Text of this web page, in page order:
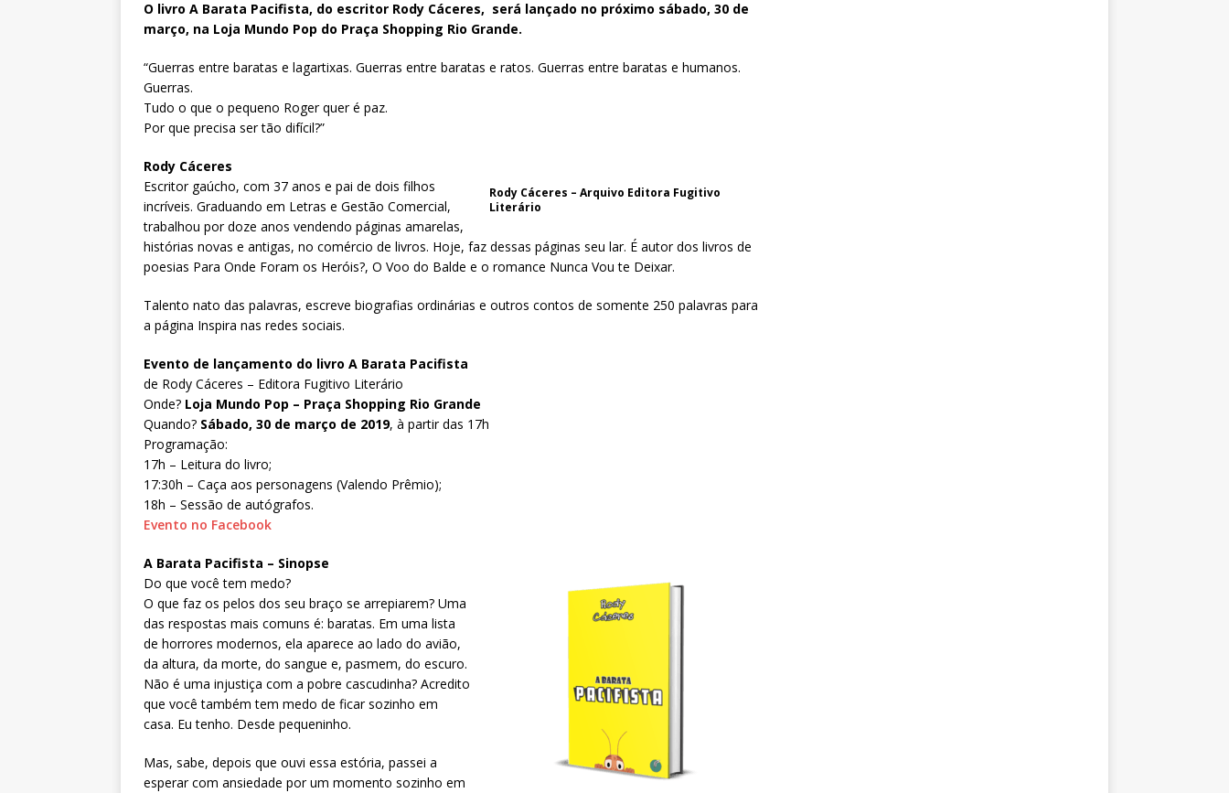
O livro A Barata Pacifista, do escritor Rody Cáceres, será lançado no próximo sábado, 30 de
março, na Loja Mundo Pop do Praça Shopping Rio Grande.
“Guerras entre baratas e lagartixas. Guerras entre baratas e ratos. Guerras entre baratas e humanos.
Guerras.
Tudo o que o pequeno Roger quer é paz.
Por que precisa ser tão difícil?”
Rody Cáceres – Arquivo Editora Fugitivo
Literário
Rody Cáceres
Escritor gaúcho, com 37 anos e pai de dois filhos
incríveis. Graduando em Letras e Gestão Comercial,
trabalhou por doze anos vendendo páginas amarelas,
histórias novas e antigas, no comércio de livros. Hoje, faz dessas páginas seu lar. É autor dos livros de
poesias Para Onde Foram os Heróis?, O Voo do Balde e o romance Nunca Vou te Deixar.
Talento nato das palavras, escreve biografias ordinárias e outros contos de somente 250 palavras para
a página Inspira nas redes sociais.
Evento de lançamento do livro A Barata Pacifista
de Rody Cáceres – Editora Fugitivo Literário
Onde? Loja Mundo Pop – Praça Shopping Rio Grande
Quando? Sábado, 30 de março de 2019, à partir das 17h
Programação:
17h – Leitura do livro;
17:30h – Caça aos personagens (Valendo Prêmio);
18h – Sessão de autógrafos.
Evento no Facebook
A Barata Pacifista – Sinopse
Do que você tem medo?
O que faz os pelos dos seu braço se arrepiarem? Uma
das respostas mais comuns é: baratas. Em uma lista
de horrores modernos, ela aparece ao lado do avião,
da altura, da morte, do sangue e, pasmem, do escuro.
Não é uma injustiça com a pobre cascudinha? Acredito
que você também tem medo de ficar sozinho em
casa. Eu tenho. Desde pequeninho.
Mas, sabe, depois que ouvi essa estória, passei a
esperar com ansiedade por um momento sozinho em